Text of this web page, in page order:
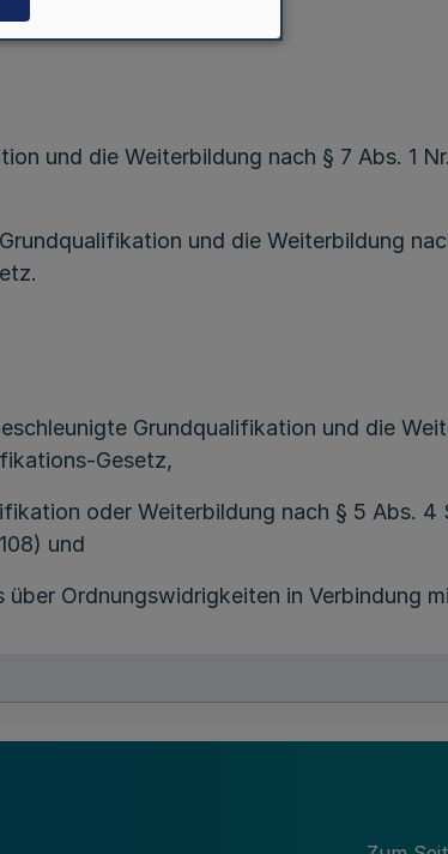
und die Weiterbildung nach § 7 Abs. 1
und die Weiterbildung
Grundqualifikation und die
Gesetz,
oder Weiterbildung nach § 5 Abs. 4
und
Ordnungswidrigkeiten in Verbindung